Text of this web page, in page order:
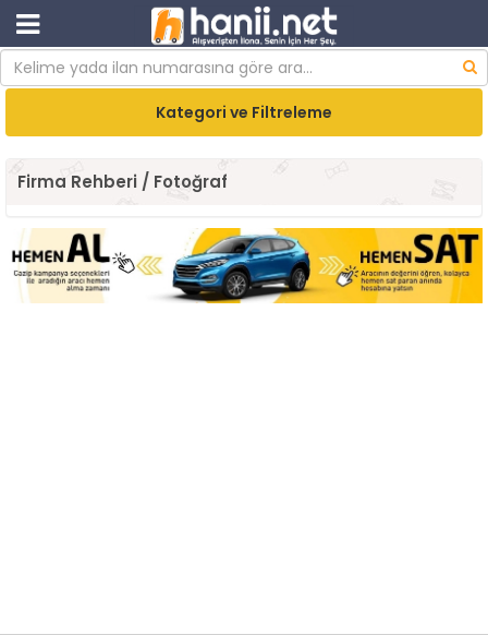
Kategori ve Filtreleme
Firma Rehberi / Fotoğraf